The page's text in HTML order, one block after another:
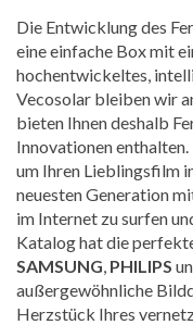
Die Entwicklung des
eine einfache Box mit
hochentwickeltes,
Vecosolar bleiben wir
bieten Ihnen deshalb
Innovationen enthalten.
um Ihren Lieblingsfilm
neuesten Generation
im Internet zu surfen
Katalog hat die
SAMSUNG, PHILIPS
außergewöhnliche
Herzstück Ihres